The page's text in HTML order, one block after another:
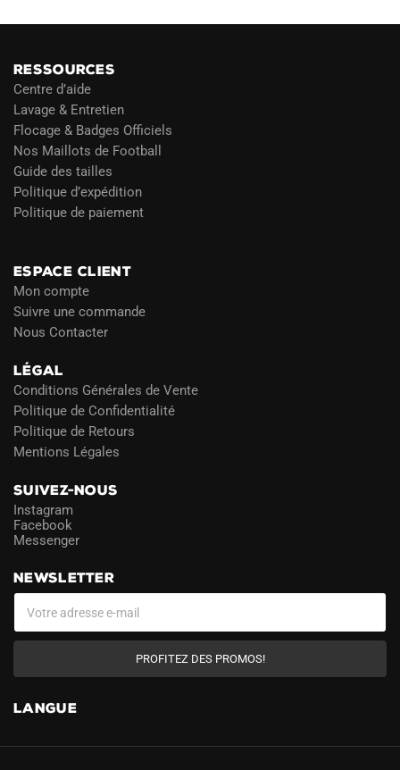
RESSOURCES
Centre d’aide
Lavage & Entretien
Flocage & Badges Officiels
Nos Maillots de Football
Guide des tailles
Politique d’expédition
Politique de paiement
ESPACE CLIENT
Mon compte
Suivre une commande
Nous Contacter
LÉGAL
Conditions Générales de Vente
Politique de Confidentialité
Politique de Retours
Mentions Légales
SUIVEZ-NOUS
Instagram
Facebook
Messenger
NEWSLETTER
PROFITEZ DES PROMOS!
LANGUE